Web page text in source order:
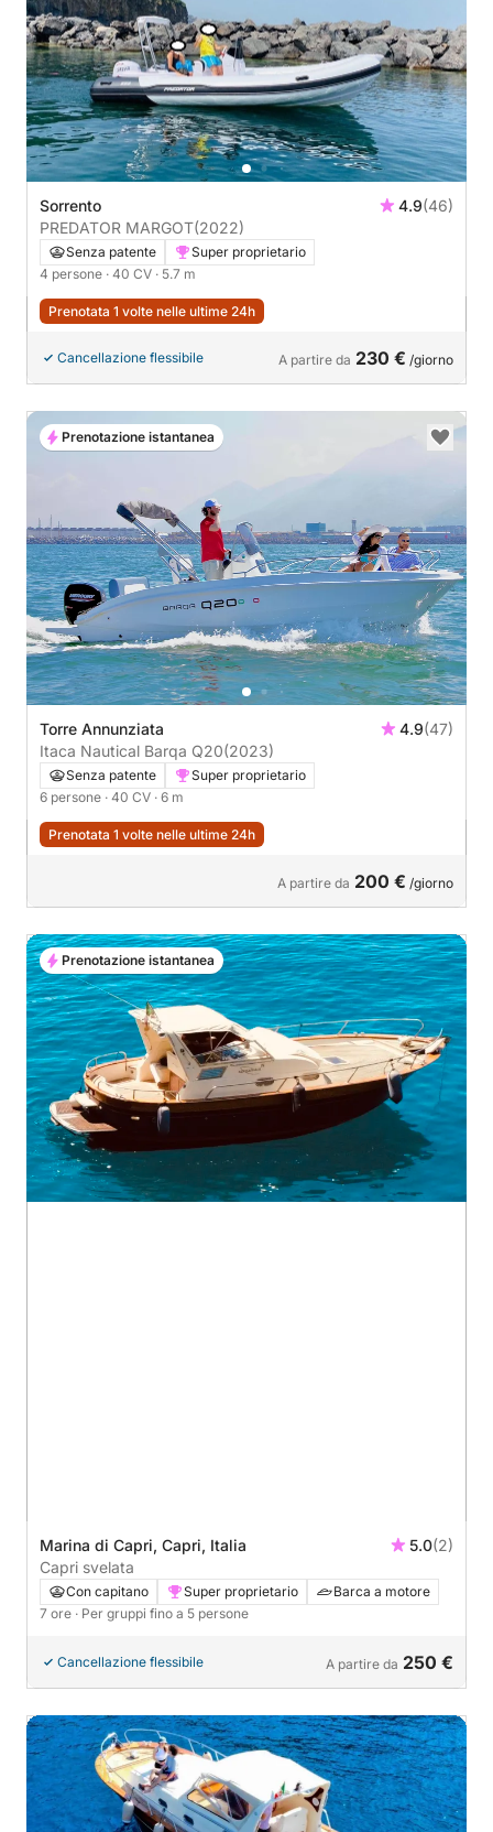
Sorrento 4.9(46)
PREDATOR MARGOT(2022)
Senza patente
Super proprietario
4 persone · 40 CV · 5.7 m
Prenotata 1 volte nelle ultime 24h
Cancellazione flessibile A partire da 230 € /giorno
Torre Annunziata 4.9(47)
Itaca Nautical Barqa Q20(2023)
Senza patente
Super proprietario
6 persone · 40 CV · 6 m
Prenotata 1 volte nelle ultime 24h
A partire da 200 € /giorno
Prenotazione istantanea
Marina di Capri, Capri, Italia 5.0(2)
Capri svelata
Con capitano Super proprietario
Barca a motore
7 ore · Per gruppi fino a 5 persone
Cancellazione flessibile A partire da 250 €
Prenotazione istantanea